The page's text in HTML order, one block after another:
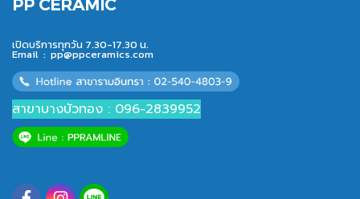
PP CERAMIC
เปิดบริการทุกวัน 7.30-17.30 น.
Email : pp@ppceramics.com
สาขาบางบัวทอง : 096-2839952